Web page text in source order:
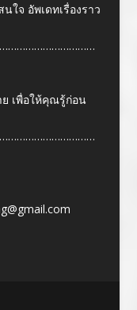
ใจ อัพเดทเรื่องราว
เพื่อให้คุณรู้ก่อน